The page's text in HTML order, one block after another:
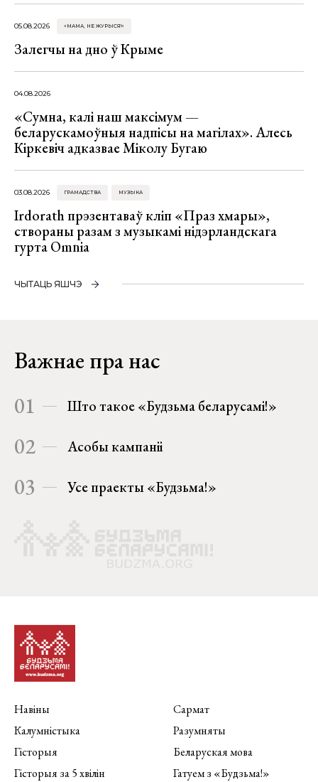
05.08.2026 «МАМА, НЕ ЖУРЫСЯ!»
Залегчы на дно ў Крыме
04.08.2026
«Сумна, калі наш максімум —
беларускамоўныя надпісы на магілах». Алесь
Кіркевіч адказвае Міколу Бугаю
03.08.2026 ГРАМАДСТВА МУЗЫКА
Irdorath прэзентаваў кліп «Праз хмары»,
створаны разам з музыкамі нідэрландскага
гурта Omnia
ЧЫТАЦЬ ЯШЧЭ
Важнае пра нас
01 Што такое «Будзьма беларусамі!»
02 Асобы кампаніі
03 Усе праекты «Будзьма!»
Навіны
Калумністыка
Гісторыя
Гісторыя за 5 хвілін
Сармат
Разумняты
Беларуская мова
Гатуем з «Будзьма!»